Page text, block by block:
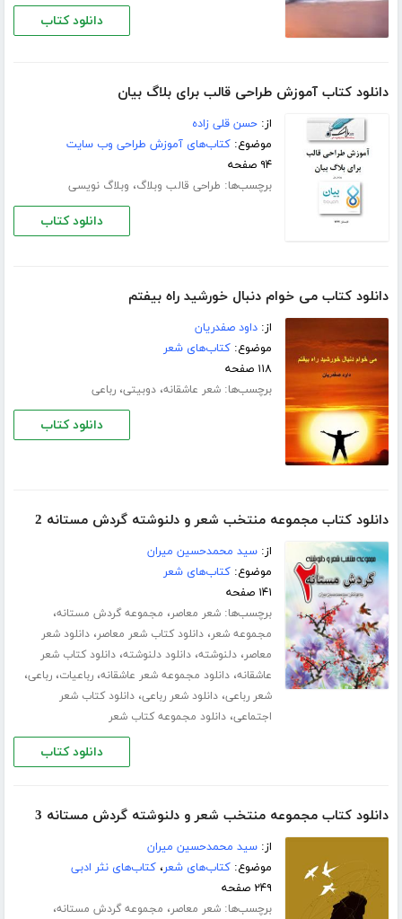
دانلود کتاب
دانلود کتاب آموزش طراحی قالب برای بلاگ بیان
از:حسن قلی زاده
موضوع:کتاب‌های آموزش طراحی وب سایت
۹۴ صفحه
برچسب‌ها: طراحی قالب وبلاگ، وبلاگ نویسی
دانلود کتاب
دانلود کتاب می خوام دنبال خورشید راه بیفتم
از:داود صفدریان
موضوع:کتاب‌های شعر
۱۱۸ صفحه
برچسب‌ها:شعر عاشقانه،دوبیتی،رباعی
دانلود کتاب
دانلود کتاب مجموعه منتخب شعر و دلنوشته گردش مستانه 2
از:سید محمدحسین میران
موضوع:کتاب‌های شعر
۱۴۱ صفحه
برچسب‌ها:شعر معاصر، مجموعه گردش مستانه،
مجموعه شعر،دانلود کتاب شعر معاصر،دانلود شعر
معاصر،دلنوشته،دانلود دلنوشته،دانلود کتاب شعر
عاشقانه،دانلود مجموعه شعر عاشقانه،رباعیات،رباعی،
شعر رباعی،دانلود شعر رباعی،دانلود کتاب شعر
اجتماعی،دانلود مجموعه کتاب شعر
دانلود کتاب
دانلود کتاب مجموعه منتخب شعر و دلنوشته گردش مستانه 3
از:سید محمدحسین میران
موضوع:کتاب‌های شعر،کتاب‌های نثر ادبی
۲۴۹ صفحه
برچسب‌ها:شعر معاصر، مجموعه گردش مستانه،